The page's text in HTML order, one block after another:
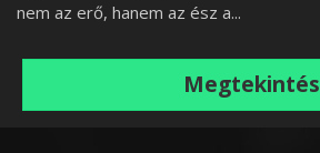
nem az erő, hanem az ész a...
Megtekintés